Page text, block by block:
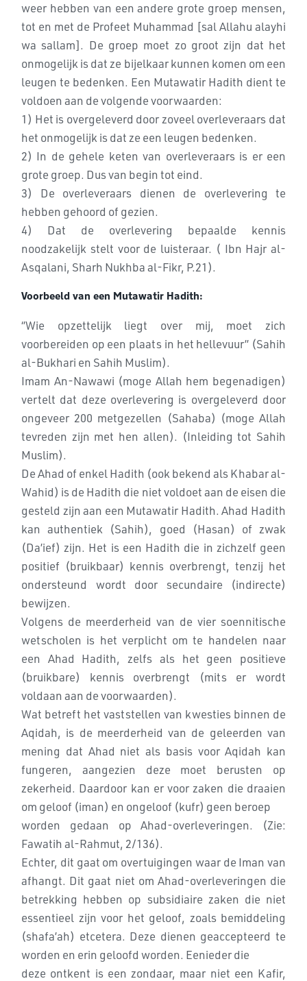
weer hebben van een andere grote groep mensen,
tot en met de Profeet Muhammad [sal Allahu alayhi
wa sallam]. De groep moet zo groot zijn dat het
onmogelijk is dat ze bijelkaar kunnen komen om een
leugen te bedenken. Een Mutawatir Hadith dient te
voldoen aan de volgende voorwaarden:
1) Het is overgeleverd door zoveel overleveraars dat
het onmogelijk is dat ze een leugen bedenken.
2) In de gehele keten van overleveraars is er een
grote groep. Dus van begin tot eind.
3) De overleveraars dienen de overlevering te
hebben gehoord of gezien.
4) Dat de overlevering bepaalde kennis
noodzakelijk stelt voor de luisteraar. ( Ibn Hajr al-
Asqalani, Sharh Nukhba al-Fikr, P.21).
Voorbeeld van een Mutawatir Hadith:
‘’Wie opzettelijk liegt over mij, moet zich
voorbereiden op een plaats in het hellevuur’’ (Sahih
al-Bukhari en Sahih Muslim).
Imam An-Nawawi (moge Allah hem begenadigen)
vertelt dat deze overlevering is overgeleverd door
ongeveer 200 metgezellen (Sahaba) (moge Allah
tevreden zijn met hen allen). (Inleiding tot Sahih
Muslim).
De Ahad of enkel Hadith (ook bekend als Khabar al-
Wahid) is de Hadith die niet voldoet aan de eisen die
gesteld zijn aan een Mutawatir Hadith. Ahad Hadith
kan authentiek (Sahih), goed (Hasan) of zwak
(Da’ief) zijn. Het is een Hadith die in zichzelf geen
positief (bruikbaar) kennis overbrengt, tenzij het
ondersteund wordt door secundaire (indirecte)
bewijzen.
Volgens de meerderheid van de vier soennitische
wetscholen is het verplicht om te handelen naar
een Ahad Hadith, zelfs als het geen positieve
(bruikbare) kennis overbrengt (mits er wordt
voldaan aan de voorwaarden).
Wat betreft het vaststellen van kwesties binnen de
Aqidah, is de meerderheid van de geleerden van
mening dat Ahad niet als basis voor Aqidah kan
fungeren, aangezien deze moet berusten op
zekerheid. Daardoor kan er voor zaken die draaien
om geloof (iman) en ongeloof (kufr) geen beroep
worden gedaan op Ahad-overleveringen. (Zie:
Fawatih al-Rahmut, 2/136).
Echter, dit gaat om overtuigingen waar de Iman van
afhangt. Dit gaat niet om Ahad-overleveringen die
betrekking hebben op subsidiaire zaken die niet
essentieel zijn voor het geloof, zoals bemiddeling
(shafa’ah) etcetera. Deze dienen geaccepteerd te
worden en erin geloofd worden. Eenieder die
deze ontkent is een zondaar, maar niet een Kafir,